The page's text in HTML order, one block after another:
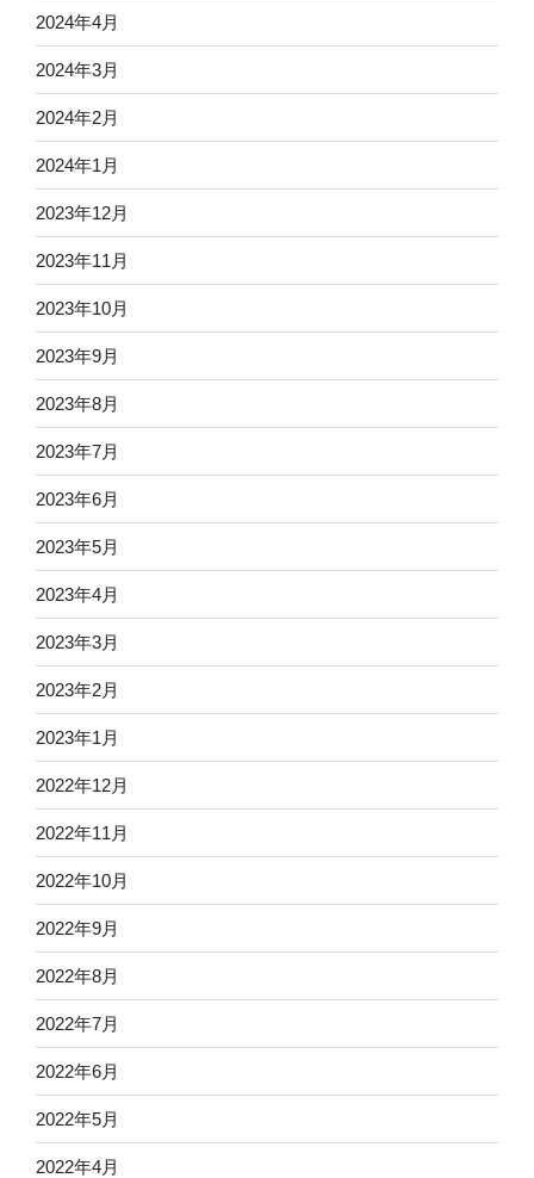
2024年4月
2024年3月
2024年2月
2024年1月
2023年12月
2023年11月
2023年10月
2023年9月
2023年8月
2023年7月
2023年6月
2023年5月
2023年4月
2023年3月
2023年2月
2023年1月
2022年12月
2022年11月
2022年10月
2022年9月
2022年8月
2022年7月
2022年6月
2022年5月
2022年4月